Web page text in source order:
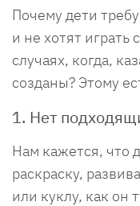
Почему дети
и не хотят играть
случаях, когда,
созданы? Этому
1. Нет
Нам кажется, что
раскраску,
или куклу, как он